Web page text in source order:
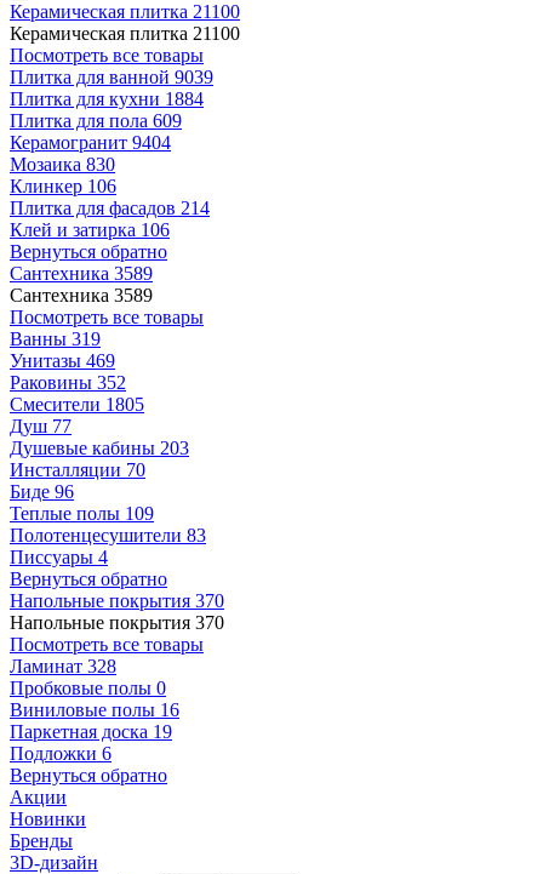
Керамическая плитка 21100
Керамическая плитка 21100
Посмотреть все товары
Плитка для ванной 9039
Плитка для кухни 1884
Плитка для пола 609
Керамогранит 9404
Мозаика 830
Клинкер 106
Плитка для фасадов 214
Клей и затирка 106
Вернуться обратно
Сантехника 3589
Сантехника 3589
Посмотреть все товары
Ванны 319
Унитазы 469
Раковины 352
Смесители 1805
Душ 77
Душевые кабины 203
Инсталляции 70
Биде 96
Теплые полы 109
Полотенцесушители 83
Писсуары 4
Вернуться обратно
Напольные покрытия 370
Напольные покрытия 370
Посмотреть все товары
Ламинат 328
Пробковые полы 0
Виниловые полы 16
Паркетная доска 19
Подложки 6
Вернуться обратно
Акции
Новинки
Бренды
3D-дизайн